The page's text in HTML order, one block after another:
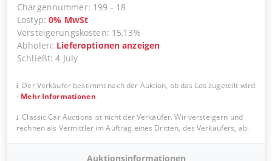
Chargennummer: 199 - 18
Lostyp:0% MwSt
Versteigerungskosten: 15,13%
Abholen: Lieferoptionen anzeigen
Schließt:4 July
Der Verkäufer bestimmt nach der Auktion, ob das Los zugeteilt wird
- Mehr Informationen
Classic Car Auctions ist nicht der Verkäufer. Wir versteigern und
rechnen als Vermittler im Auftrag eines Dritten, des Verkäufers, ab.
Auktionsinformationen